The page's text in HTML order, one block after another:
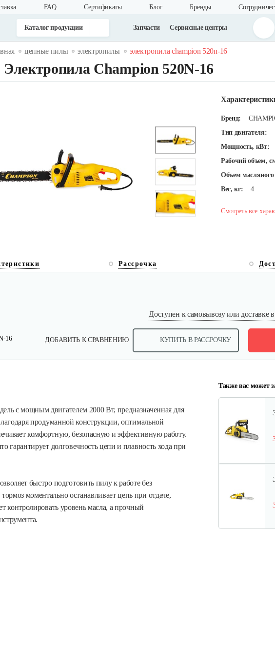
FAQ Cертификаты Блог Бренды
Каталог продукции Запчасти Сервисные центры
цепные пилы электропилы электропила champion 520n-16
Электропила Champion 520N-16
Бренд:
Тип двигателя:
Мощность, кВт:
Рабочий объем,
Объем масляного
Вес, кг:
4
Смотреть все
Рассрочка
Доступен к самовывозу или доставке
16 ДОБАВИТЬ К СРАВНЕНИЮ КУПИТЬ В РАССРОЧКУ
с мощным двигателем 2000 Вт, предназначенная для
продуманной конструкции, оптимальной
комфортную, безопасную и эффективную работу.
гарантирует долговечность цепи и плавность хода при
быстро подготовить пилу к работе без
моментально останавливает цепь при отдаче,
контролировать уровень масла, а прочный
Также вас может